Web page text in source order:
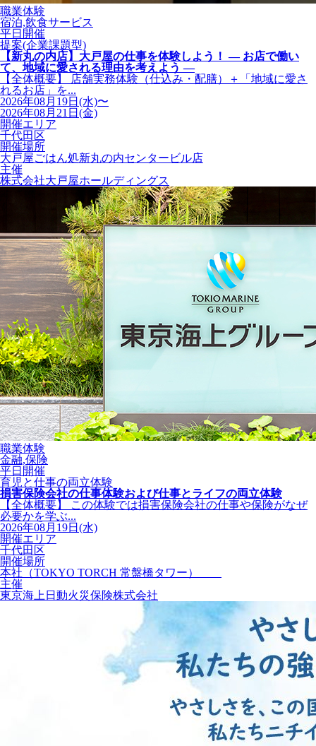
職業体験
宿泊,飲食サービス
平日開催
提案(企業課題型)
【新丸の内店】大戸屋の仕事を体験しよう！ ― お店で働い
て、地域に愛される理由を考えよう ―
【全体概要】 店舗実務体験（仕込み・配膳）＋「地域に愛さ
れるお店」を...
2026年08月19日(水)〜
2026年08月21日(金)
開催エリア
千代田区
開催場所
大戸屋ごはん処新丸の内センタービル店
主催
株式会社大戸屋ホールディングス
職業体験
金融,保険
平日開催
育児と仕事の両立体験
損害保険会社の仕事体験および仕事とライフの両立体験
【全体概要】 この体験では損害保険会社の仕事や保険がなぜ
必要かを学ぶ...
2026年08月19日(水)
開催エリア
千代田区
開催場所
本社（TOKYO TORCH 常盤橋タワー）
主催
東京海上日動火災保険株式会社